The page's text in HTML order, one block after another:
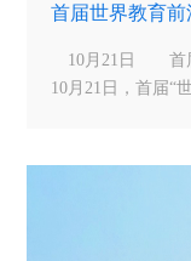
首届世界教育前
10月21日 首
10月21日，首届“